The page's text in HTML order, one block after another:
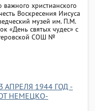
христианского
Воскресения Иисуса
музей им. П.М.
«День святых чудес» с
СОШ №
1944 ГОД -
НЕМЕЦКО-